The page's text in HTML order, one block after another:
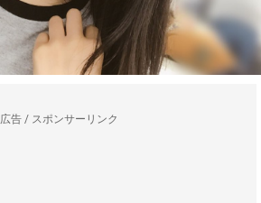
広告 / スポンサーリンク